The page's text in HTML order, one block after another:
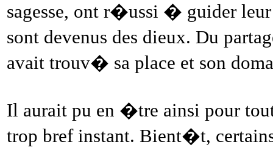
sagesse, ont r�ussi � guider
sont devenus des dieux. Du
avait trouv� sa place et son
Il aurait pu en �tre ainsi pour
trop bref instant. Bient�t,